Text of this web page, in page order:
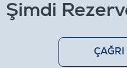
Şimdi
ÇAĞRI